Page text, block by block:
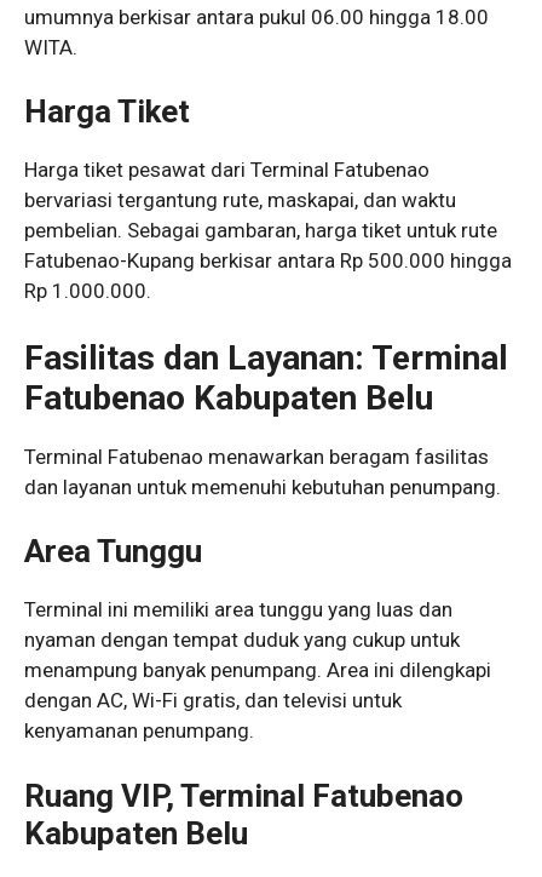
umumnya berkisar antara pukul 06.00 hingga 18.00
WITA.
Harga Tiket
Harga tiket pesawat dari Terminal Fatubenao
bervariasi tergantung rute, maskapai, dan waktu
pembelian. Sebagai gambaran, harga tiket untuk rute
Fatubenao-Kupang berkisar antara Rp 500.000 hingga
Rp 1.000.000.
Fasilitas dan Layanan: Terminal
Fatubenao Kabupaten Belu
Terminal Fatubenao menawarkan beragam fasilitas
dan layanan untuk memenuhi kebutuhan penumpang.
Area Tunggu
Terminal ini memiliki area tunggu yang luas dan
nyaman dengan tempat duduk yang cukup untuk
menampung banyak penumpang. Area ini dilengkapi
dengan AC, Wi-Fi gratis, dan televisi untuk
kenyamanan penumpang.
Ruang VIP, Terminal Fatubenao
Kabupaten Belu